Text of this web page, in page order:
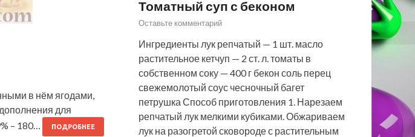
в нём ягодами,
для
– 180…
ПОДРОБНЕЕ
Томатный суп с беконом
Оставьте комментарий
Ингредиенты лук репчатый — 1 шт. масло
растительное кетчуп — 2 ст. л. томаты в
собственном соку — 400 г бекон соль перец
свежемолотый соус чесночный багет
петрушка Способ приготовления 1. Нарезаем
репчатый лук мелкими кубиками. Обжариваем
лук на разогретой сковороде с растительным